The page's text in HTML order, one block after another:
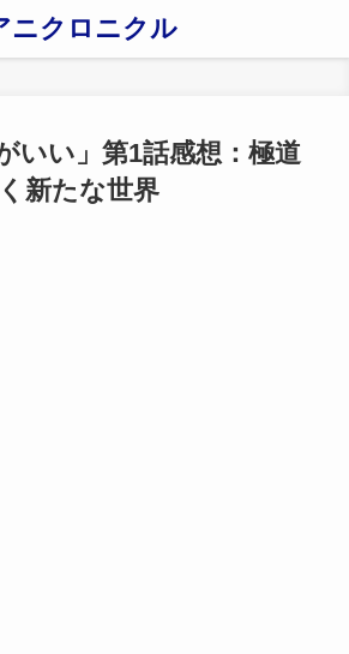
ニクロニクル
いい」第1話感想：極道
新たな世界